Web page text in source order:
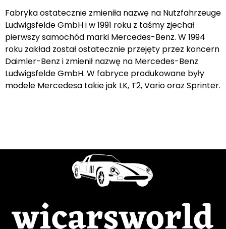
Fabryka ostatecznie zmieniła nazwę na Nutzfahrzeuge
Ludwigsfelde GmbH i w 1991 roku z taśmy zjechał
pierwszy samochód marki Mercedes-Benz. W 1994
roku zakład został ostatecznie przejęty przez koncern
Daimler-Benz i zmienił nazwę na Mercedes-Benz
Ludwigsfelde GmbH. W fabryce produkowane były
modele Mercedesa takie jak LK, T2, Vario oraz Sprinter.